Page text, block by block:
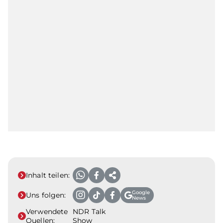
Inhalt teilen:
Uns folgen:
Google
News
Verwendete
Quellen:
NDR Talk
Show